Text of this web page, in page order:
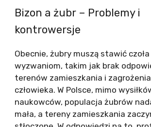
Bizon a żubr – Problemy i
kontrowersje
Obecnie, żubry muszą stawić
wyzwaniom, takim jak brak
terenów zamieszkania i
człowieka. W Polsce, mimo
naukowców, populacja żubrów
mała, a tereny zamieszkania